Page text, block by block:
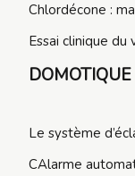
Chlordécone :
Essai clinique du
DOMOTIQUE
Le système
CAlarme